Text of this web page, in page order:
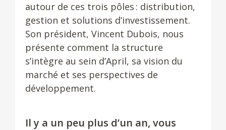
autour de ces trois pôles : distribution,
gestion et solutions d’investissement.
Son président, Vincent Dubois, nous
présente comment la structure
s’intègre au sein d’April, sa vision du
marché et ses perspectives de
développement.
Il y a un peu plus d’un an, vous